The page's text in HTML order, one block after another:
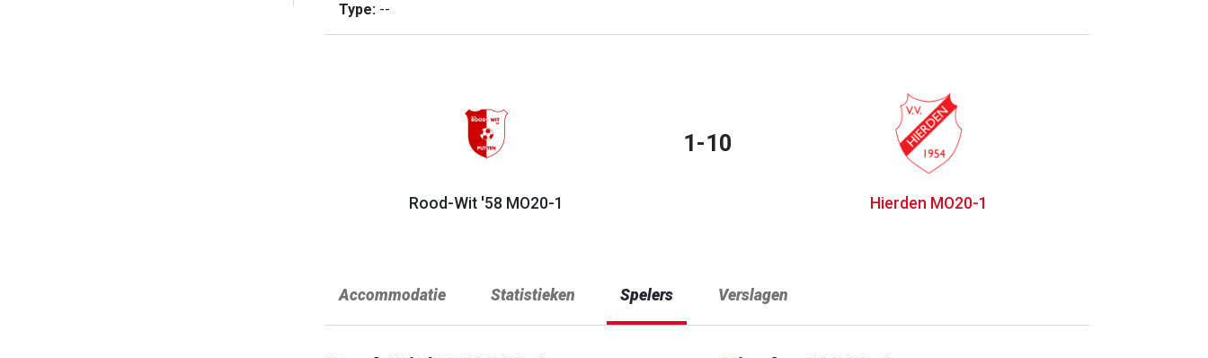
Type: --
Rood-Wit '58 MO20-1
1-10
Hierden MO20-1
Accommodatie Statistieken Spelers Verslagen